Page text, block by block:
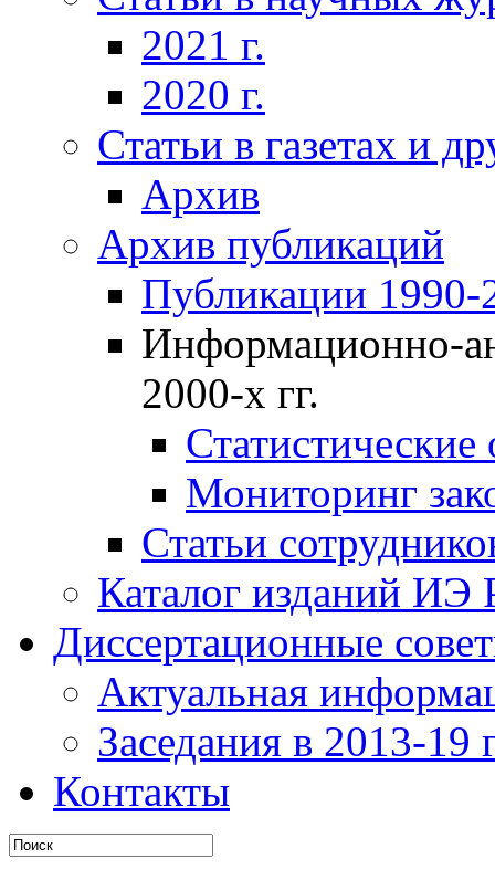
2021 г.
2020 г.
Статьи в газетах и
Архив
Архив публикаций
Публикации 1990-
Информационно-
2000-х гг.
Мониторинг
Статьи
Каталог изданий ИЭ
Диссертационные
Актуальная
Заседания в 2013-19
Контакты